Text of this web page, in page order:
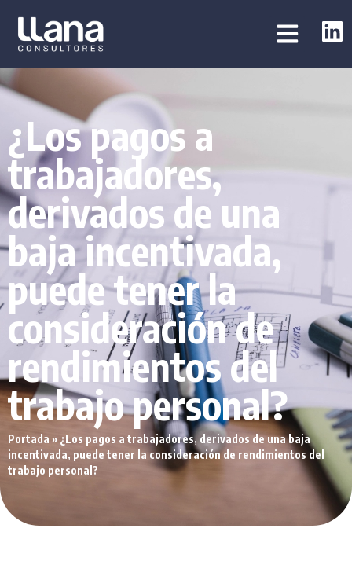
¿Los pagos a
trabajadores,
derivados de una
baja incentivada,
puede tener la
consideración de
rendimientos del
trabajo personal?
Portada » ¿Los pagos a trabajadores, derivados de una baja
incentivada, puede tener la consideración de rendimientos del
trabajo personal?